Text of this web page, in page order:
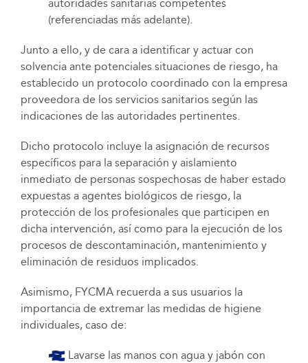
autoridades sanitarias competentes
(referenciadas más adelante).
Junto a ello, y de cara a identificar y actuar con
solvencia ante potenciales situaciones de riesgo, ha
establecido un protocolo coordinado con la empresa
proveedora de los servicios sanitarios según las
indicaciones de las autoridades pertinentes.
Dicho protocolo incluye la asignación de recursos
específicos para la separación y aislamiento
inmediato de personas sospechosas de haber estado
expuestas a agentes biológicos de riesgo, la
protección de los profesionales que participen en
dicha intervención, así como para la ejecución de los
procesos de descontaminación, mantenimiento y
eliminación de residuos implicados.
Asimismo, FYCMA recuerda a sus usuarios la
importancia de extremar las medidas de higiene
individuales, caso de:
Lavarse las manos con agua y jabón con